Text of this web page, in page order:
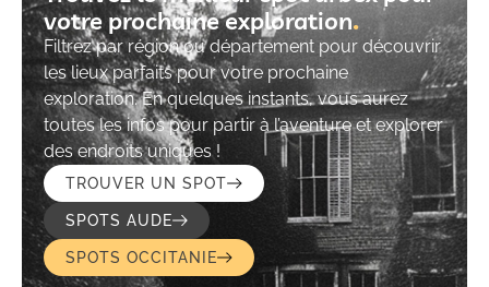
votre prochaine exploration​
Filtrez par région ou département pour découvrir
les lieux parfaits pour votre prochaine
exploration. En quelques instants, vous aurez
toutes les infos pour partir à l’aventure et explorer
des endroits uniques !
TROUVER UN SPOT
SPOTS AUDE
SPOTS OCCITANIE